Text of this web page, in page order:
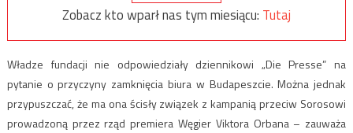
Zobacz kto wparł nas tym miesiącu: Tutaj
Władze fundacji nie odpowiedziały dziennikowi „Die Presse” na
pytanie o przyczyny zamknięcia biura w Budapeszcie. Można jednak
przypuszczać, że ma ona ścisły związek z kampanią przeciw Sorosowi
prowadzoną przez rząd premiera Węgier Viktora Orbana – zauważa